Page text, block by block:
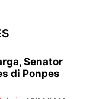
Senator
di Ponpes